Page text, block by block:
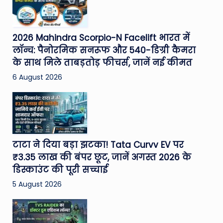
2026 Mahindra Scorpio-N Facelift भारत में
लॉन्च: पैनोरमिक सनरूफ और 540-डिग्री कैमरा
के साथ मिले ताबड़तोड़ फीचर्स, जानें नई कीमत
6 August 2026
टाटा ने दिया बड़ा झटका! Tata Curvv EV पर
₹3.35 लाख की बंपर छूट, जानें अगस्त 2026 के
डिस्काउंट की पूरी सच्चाई
5 August 2026